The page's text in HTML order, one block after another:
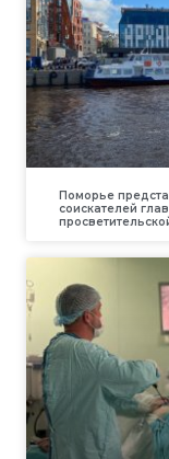
Поморье
соискателей